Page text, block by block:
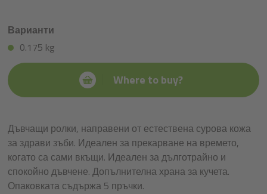
Варианти
0.175 kg
Where to buy?
Дъвчащи ролки, направени от естествена сурова кожа
за здрави зъби. Идеален за прекарване на времето,
когато са сами вкъщи. Идеален за дълготрайно и
спокойно дъвчене. Допълнителна храна за кучета.
Опаковката съдържа 5 пръчки.